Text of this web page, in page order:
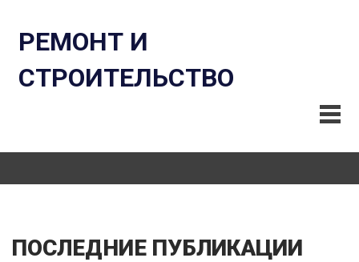
РЕМОНТ И
СТРОИТЕЛЬСТВО
ПОСЛЕДНИЕ ПУБЛИКАЦИИ